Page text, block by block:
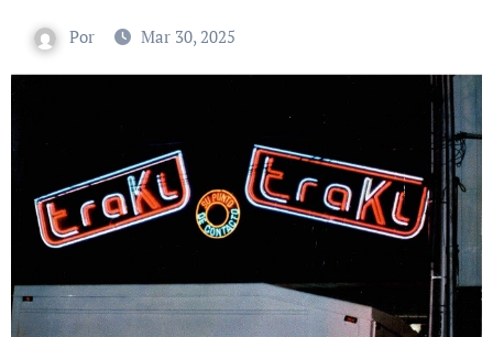
Por Mar 30, 2025